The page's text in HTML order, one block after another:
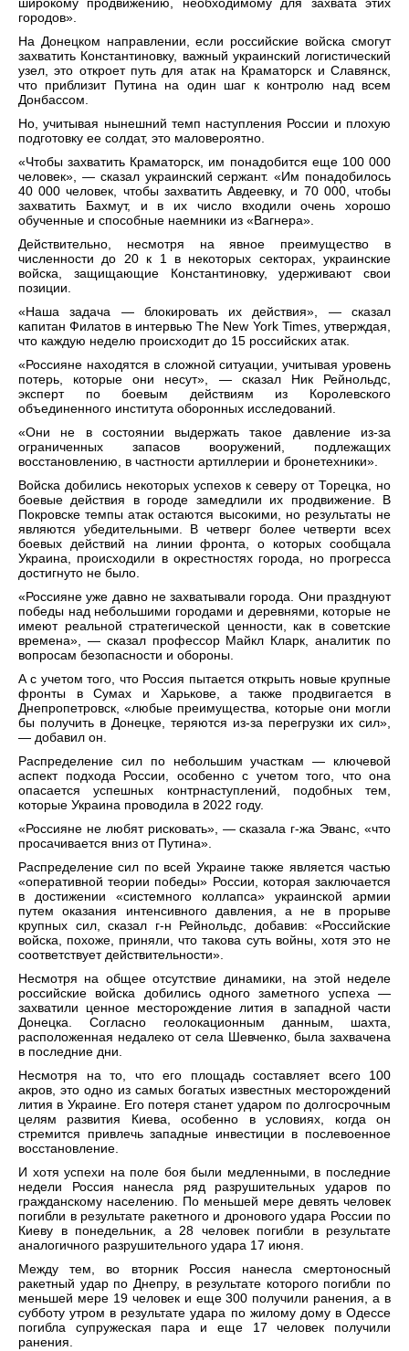
широкому продвижению, необходимому для захвата этих
городов».
На Донецком направлении, если российские войска смогут
захватить Константиновку, важный украинский логистический
узел, это откроет путь для атак на Краматорск и Славянск,
что приблизит Путина на один шаг к контролю над всем
Донбассом.
Но, учитывая нынешний темп наступления России и плохую
подготовку ее солдат, это маловероятно.
«Чтобы захватить Краматорск, им понадобится еще 100 000
человек», — сказал украинский сержант. «Им понадобилось
40 000 человек, чтобы захватить Авдеевку, и 70 000, чтобы
захватить Бахмут, и в их число входили очень хорошо
обученные и способные наемники из «Вагнера».
Действительно, несмотря на явное преимущество в
численности до 20 к 1 в некоторых секторах, украинские
войска, защищающие Константиновку, удерживают свои
позиции.
«Наша задача — блокировать их действия», — сказал
капитан Филатов в интервью The New York Times, утверждая,
что каждую неделю происходит до 15 российских атак.
«Россияне находятся в сложной ситуации, учитывая уровень
потерь, которые они несут», — сказал Ник Рейнольдс,
эксперт по боевым действиям из Королевского
объединенного института оборонных исследований.
«Они не в состоянии выдержать такое давление из-за
ограниченных запасов вооружений, подлежащих
восстановлению, в частности артиллерии и бронетехники».
Войска добились некоторых успехов к северу от Торецка, но
боевые действия в городе замедлили их продвижение. В
Покровске темпы атак остаются высокими, но результаты не
являются убедительными. В четверг более четверти всех
боевых действий на линии фронта, о которых сообщала
Украина, происходили в окрестностях города, но прогресса
достигнуто не было.
«Россияне уже давно не захватывали города. Они празднуют
победы над небольшими городами и деревнями, которые не
имеют реальной стратегической ценности, как в советские
времена», — сказал профессор Майкл Кларк, аналитик по
вопросам безопасности и обороны.
А с учетом того, что Россия пытается открыть новые крупные
фронты в Сумах и Харькове, а также продвигается в
Днепропетровск, «любые преимущества, которые они могли
бы получить в Донецке, теряются из-за перегрузки их сил»,
— добавил он.
Распределение сил по небольшим участкам — ключевой
аспект подхода России, особенно с учетом того, что она
опасается успешных контрнаступлений, подобных тем,
которые Украина проводила в 2022 году.
«Россияне не любят рисковать», — сказала г-жа Эванс, «что
просачивается вниз от Путина».
Распределение сил по всей Украине также является частью
«оперативной теории победы» России, которая заключается
в достижении «системного коллапса» украинской армии
путем оказания интенсивного давления, а не в прорыве
крупных сил, сказал г-н Рейнольдс, добавив: «Российские
войска, похоже, приняли, что такова суть войны, хотя это не
соответствует действительности».
Несмотря на общее отсутствие динамики, на этой неделе
российские войска добились одного заметного успеха —
захватили ценное месторождение лития в западной части
Донецка. Согласно геолокационным данным, шахта,
расположенная недалеко от села Шевченко, была захвачена
в последние дни.
Несмотря на то, что его площадь составляет всего 100
акров, это одно из самых богатых известных месторождений
лития в Украине. Его потеря станет ударом по долгосрочным
целям развития Киева, особенно в условиях, когда он
стремится привлечь западные инвестиции в послевоенное
восстановление.
И хотя успехи на поле боя были медленными, в последние
недели Россия нанесла ряд разрушительных ударов по
гражданскому населению. По меньшей мере девять человек
погибли в результате ракетного и дронового удара России по
Киеву в понедельник, а 28 человек погибли в результате
аналогичного разрушительного удара 17 июня.
Между тем, во вторник Россия нанесла смертоносный
ракетный удар по Днепру, в результате которого погибли по
меньшей мере 19 человек и еще 300 получили ранения, а в
субботу утром в результате удара по жилому дому в Одессе
погибла супружеская пара и еще 17 человек получили
ранения.